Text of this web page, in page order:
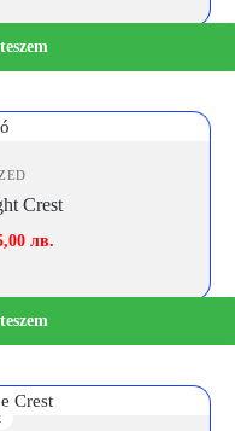
лв..
Crest
лв..
лв.